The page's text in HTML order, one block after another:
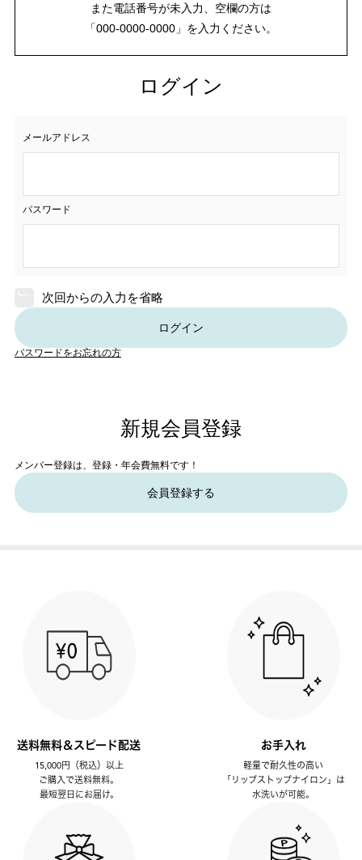
また電話番号が未入力、空欄の方は
「000-0000-0000」を入力ください。
ログイン
メールアドレス
パスワード
次回からの入力を省略
ログイン
パスワードをお忘れの方
新規会員登録
メンバー登録は、登録・年会費無料です！
会員登録する
送料無料＆スピード配送
15,000円（税込）以上
ご購入で送料無料。
最短翌日にお届け。
お手入れ
軽量で耐久性の高い
「リップストップナイロン」は
水洗いが可能。